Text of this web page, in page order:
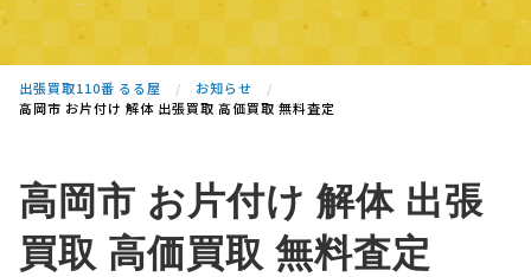
出張買取110番 るる屋
お知らせ
高岡市 お片付け 解体 出張買取 高価買取 無料査定
高岡市 お片付け 解体 出張
買取 高価買取 無料査定